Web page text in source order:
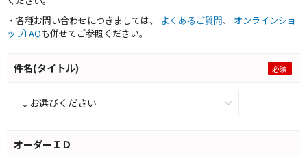
・各種お問い合わせにつきましては、
よくあるご質問、 オンラインショ
ップFAQも併せてご参照ください。
件名(タイトル)
オーダーＩＤ